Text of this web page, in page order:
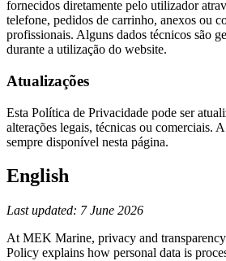
fornecidos diretamente pelo utilizador
telefone, pedidos de carrinho, anexos ou
profissionais. Alguns dados técnicos são
durante a utilização do website.
Atualizações
Esta Política de Privacidade pode ser
alterações legais, técnicas ou comerciais.
sempre disponível nesta página.
English
Last updated: 7 June 2026
At MEK Marine, privacy and
Policy explains how personal data is